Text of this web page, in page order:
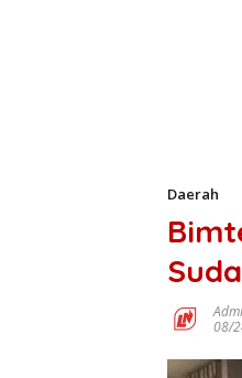
Daerah
08/